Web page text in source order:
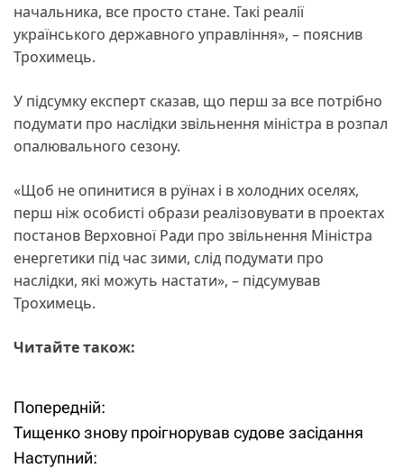
начальника, все просто стане. Такі реалії
українського державного управління», – пояснив
Трохимець.
У підсумку експерт сказав, що перш за все потрібно
подумати про наслідки звільнення міністра в розпал
опалювального сезону.
«Щоб не опинитися в руїнах і в холодних оселях,
перш ніж особисті образи реалізовувати в проектах
постанов Верховної Ради про звільнення Міністра
енергетики під час зими, слід подумати про
наслідки, які можуть настати», – підсумував
Трохимець.
Читайте також:
Н
а
Попередній:
Тищенко знову проігнорував судове засідання
Наступний: